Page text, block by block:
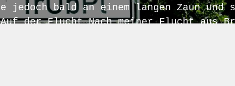
jedoch bald an einem langen Zaun und
der Flucht Nach meiner Flucht aus